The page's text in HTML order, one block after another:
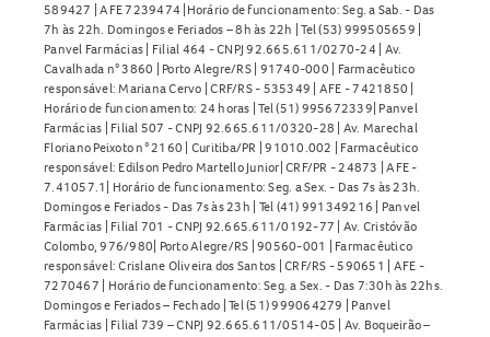
Colpist MT Creme Vaginal deve ser armazenado em sua
embalagem original, em temperatura ambiente entre 15°C
e 30°C, protegido da umidade.
Não utilize o medicamento após o prazo de validade e
mantenha-o fora do alcance das crianças.
Conheça outros produtos relacionados a Antifúngicos e
Antimicóticosna Panvel Farmáciase encontre tudo o que
precisa para o cuidado adequado da saúde íntima.
589427 | AFE 7239474 |Horário de funcionamento: Seg. a Sab. - Das
7h às 22h. Domingos e Feriados – 8h às 22h | Tel (53) 999505659 |
Panvel Farmácias | Filial 464 - CNPJ 92.665.611/0270-24 | Av.
Cavalhada n° 3860 | Porto Alegre/RS | 91740-000 | Farmacêutico
responsável: Mariana Cervo | CRF/RS - 535349 | AFE - 7421850 |
Horário de funcionamento: 24 horas | Tel (51) 995672339| Panvel
Farmácias | Filial 507 - CNPJ 92.665.611/0320-28 | Av. Marechal
Floriano Peixoto n° 2160 | Curitiba/PR | 91010.002 | Farmacêutico
responsável: Edilson Pedro Martello Junior| CRF/PR - 24873 | AFE -
7.41057.1| Horário de funcionamento: Seg. a Sex. - Das 7s às 23h.
Domingos e Feriados - Das 7s às 23h | Tel (41) 991349216 | Panvel
Farmácias | Filial 701 - CNPJ 92.665.611/0192-77 | Av. Cristóvão
Colombo, 976/980| Porto Alegre/RS | 90560-001 | Farmacêutico
responsável: Crislane Oliveira dos Santos | CRF/RS - 590651 | AFE -
7270467 | Horário de funcionamento: Seg. a Sex. - Das 7:30h às 22hs.
Domingos e Feriados – Fechado | Tel (51) 999064279 | Panvel
Farmácias | Filial 739 – CNPJ 92.665.611/0514-05 | Av. Boqueirão –